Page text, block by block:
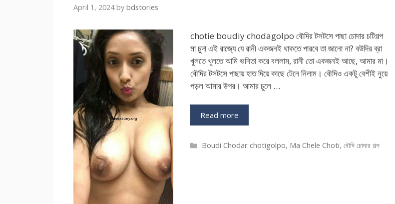
April 1, 2024 by bdstories
chotie boudiy chodagolpo বৌদির টসটসে পাছা চোদার চটিগল্প
মা চুদা এই রাজ্যে যে রানী একজনই থাকতে পারবে তা জানো না? বউদির ব্রা
খুলতে খুলতে আমি ভনিতা করে বললাম, রানী তো একজনই আছে, আমার মা।
বৌদির টসটসে পাছায় হাত দিয়ে কাছে টেনে নিলাম। বৌদিও একটু বেশীই নুয়ে
পড়ল আমার উপর। আমার চুলে …
Read more
Categories
Boudi Chodar chotigolpo, Ma Chele Choti,বৌদি চোদার গল্প